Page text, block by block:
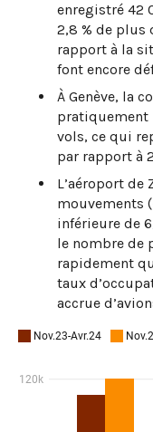
enregistré 42
2,8 % de plus
rapport à la
font encore
À Genève, la
pratiquement
vols, ce qui
par rapport à
L’aéroport de
mouvements
inférieure de
le nombre de
rapidement
taux
accrue